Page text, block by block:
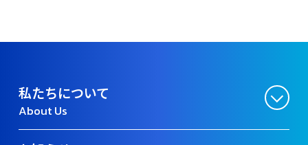
私たちについて
About Us